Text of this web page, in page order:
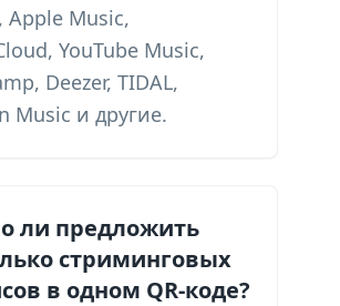
Apple Music,
YouTube Music,
Deezer, TIDAL,
Music и другие.
ли предложить
стриминговых
в одном QR-коде?